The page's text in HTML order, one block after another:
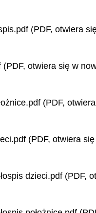
(PDF, otwiera
(PDF, otwiera się w
(PDF,
(PDF, otwiera
dzieci.pdf (PDF,